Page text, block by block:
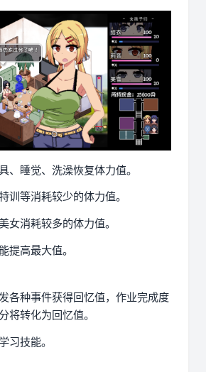
、睡觉、洗澡恢复体力值。
训等消耗较少的体力值。
女消耗较多的体力值。
提高最大值。
各种事件获得回忆值，作业完成度
将转化为回忆值。
习技能。